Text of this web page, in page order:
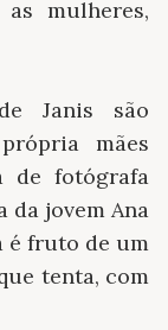
mulheres,
Janis são
mães
de fotógrafa
da jovem Ana
é fruto de um
tenta, com